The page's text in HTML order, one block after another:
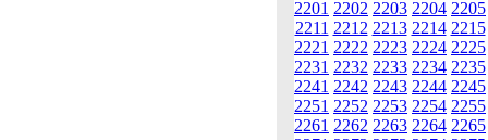
2201 2202 2203 2204 2205
2211 2212 2213 2214 2215
2221 2222 2223 2224 2225
2231 2232 2233 2234 2235
2241 2242 2243 2244 2245
2251 2252 2253 2254 2255
2261 2262 2263 2264 2265